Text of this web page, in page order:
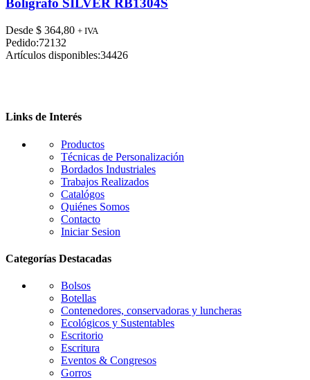
opciones
producto
Bolígrafo SILVER RB1304S
Desde $ 364,80 + IVA
Pedido:72132
Artículos disponibles:34426
Links de Interés
Productos
Técnicas de Personalización
Bordados Industriales
Trabajos Realizados
Catalógos
Quiénes Somos
Contacto
Iniciar Sesion
Categorías Destacadas
Bolsos
Botellas
Contenedores, conservadoras y luncheras
Ecológicos y Sustentables
Escritorio
Escritura
Eventos & Congresos
Gorros